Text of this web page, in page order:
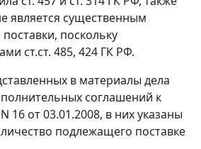
является существенным
поскольку
ст.ст. 485, 424 ГК РФ.
в материалы дела
соглашений к
16 от 03.01.2008, в них указаны
подлежащего поставке